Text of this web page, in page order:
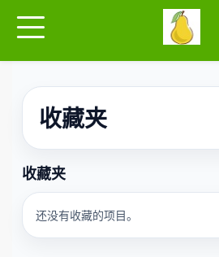
收藏夹
收藏夹
还没有收藏的项目。